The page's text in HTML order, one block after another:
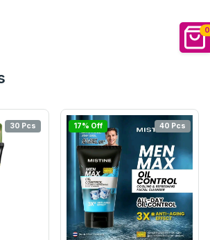
0
30 Pcs 17% Off 40 Pcs